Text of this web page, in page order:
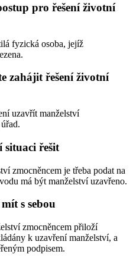
pro řešení životní
fyzická osoba, jejíž
zahájit řešení životní
uzavřít manželství
situaci řešit
zmocněncem je třeba podat na
má být manželství uzavřeno.
s sebou
zmocněncem přiloží
k uzavření manželství, a
podpisem.